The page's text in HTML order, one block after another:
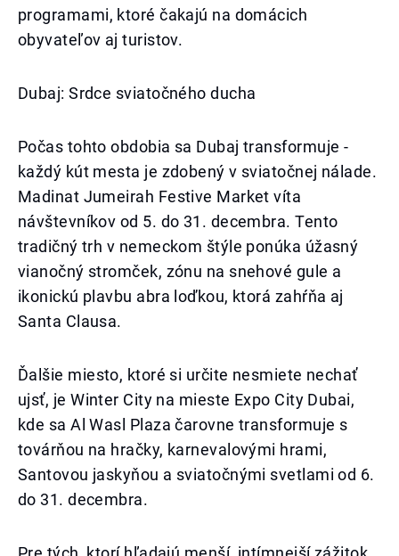
programami, ktoré čakajú na domácich
obyvateľov aj turistov.
Dubaj: Srdce sviatočného ducha
Počas tohto obdobia sa Dubaj transformuje -
každý kút mesta je zdobený v sviatočnej nálade.
Madinat Jumeirah Festive Market víta
návštevníkov od 5. do 31. decembra. Tento
tradičný trh v nemeckom štýle ponúka úžasný
vianočný stromček, zónu na snehové gule a
ikonickú plavbu abra loďkou, ktorá zahŕňa aj
Santa Clausa.
Ďalšie miesto, ktoré si určite nesmiete nechať
ujsť, je Winter City na mieste Expo City Dubai,
kde sa Al Wasl Plaza čarovne transformuje s
továrňou na hračky, karnevalovými hrami,
Santovou jaskyňou a sviatočnými svetlami od 6.
do 31. decembra.